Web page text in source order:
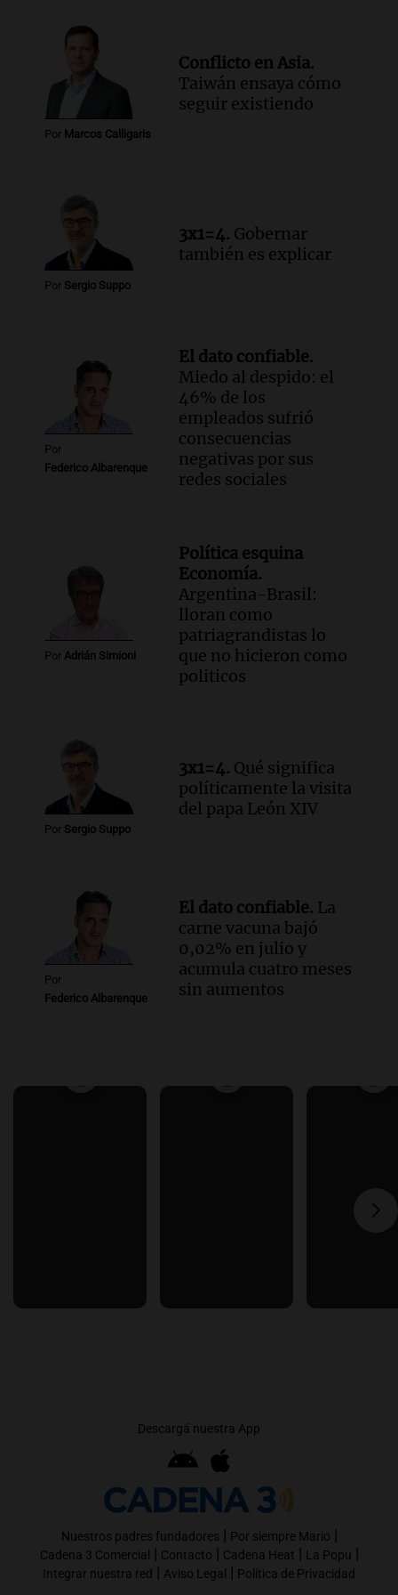
Episodios
Audio.
Santa Fe, segunda provincia con
más femicidios del país, según informe
de Casa del Encuentro
Panorama Federal
Episodios
Procrear en la provincia
Panorama Federal
Episodios
Por Marcos Calligaris
Conflicto en Asia.
Taiwán ensaya cómo
seguir existiendo
Por Sergio Suppo
3x1=4. Gobernar
también es explicar
Por
Federico Albarenque
El dato confiable.
Miedo al despido: el
46% de los
empleados sufrió
consecuencias
negativas por sus
redes sociales
Por Adrián Simioni
Política esquina
Economía.
Argentina-Brasil:
lloran como
patriagrandistas lo
que no hicieron como
politicos
Por Sergio Suppo
3x1=4. Qué significa
políticamente la visita
del papa León XIV
Por
Federico Albarenque
El dato confiable. La
carne vacuna bajó
0,02% en julio y
acumula cuatro meses
sin aumentos
Descargá nuestra App
Nuestros padres fundadores | Por siempre Mario |
Cadena 3 Comercial | Contacto | Cadena Heat | La Popu |
Integrar nuestra red | Aviso Legal | Política de Privacidad